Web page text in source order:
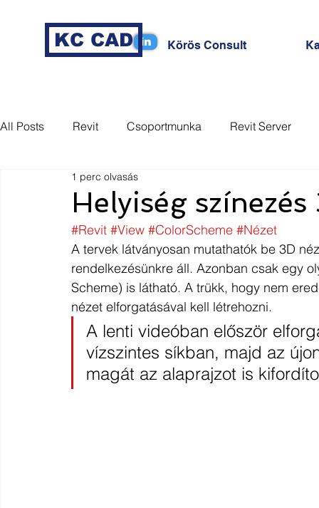
KC CAD in Körös Consult
All Posts Revit Csoportmunka Revit Server
MagiCAD Coordination
Helyiség
1 perc olvasás
#Revit #View #ColorScheme #Nézet
A tervek látványosan mutathatók be 3D
rendelkezésünkre áll. Azonban csak egy
Scheme) is látható. A trükk, hogy nem
nézet elforgatásával kell létrehozni.
A lenti videóban először
vízszintes síkban, majd az
magát az alaprajzot is